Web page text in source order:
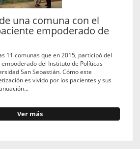
una comuna con el
empoderado de
11 comunas que en 2015, participó del
del Instituto de Políticas
San Sebastián. Cómo este
es vivido por los pacientes y sus
Ver más